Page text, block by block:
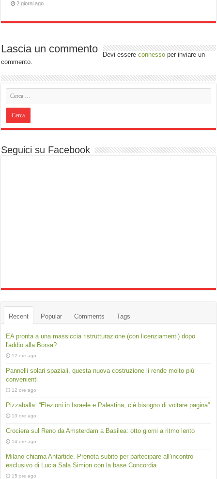
2 giorni ago
Lascia un commento Devi essereconnesso per inviare un
commento.
Seguici su Facebook
Recent Popular Comments Tags
EA pronta a una massiccia ristrutturazione (con licenziamenti) dopo
l'addio alla Borsa?
12 ore ago
Pannelli solari spaziali, questa nuova costruzione li rende molto più
convenienti
12 ore ago
Pizzaballa: “Elezioni in Israele e Palestina, c’è bisogno di voltare pagina”
13 ore ago
Crociera sul Reno da Amsterdam a Basilea: otto giorni a ritmo lento
14 ore ago
Milano chiama Antartide. Prenota subito per partecipare all’incontro
esclusivo di Lucia Sala Simion con la base Concordia
15 ore ago